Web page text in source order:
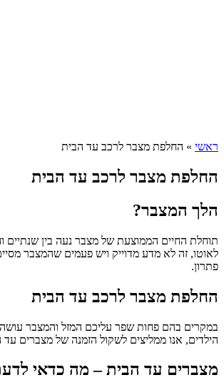
ראשי » החלפת מצבר לרכב עד הבית
החלפת מצבר לרכב עד הבית
הלך המצבר?
תוחלת החיים הממוצעת של מצבר נעה בין שנתיים
לאוטו, זה לא מדע מדוייק ויש פעמים שהמצבר
פתרון.
החלפת מצבר לרכב עד הבית
במקרים בהם פחות שפר עליכם המזל והמצבר
הילדים, אנו ממליצים לשקול הזמנה של מצברים
מצברים עד הבית – מה כדאי